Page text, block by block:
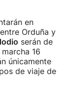
en
entre Orduña y
serán de
16
únicamente
de viaje de